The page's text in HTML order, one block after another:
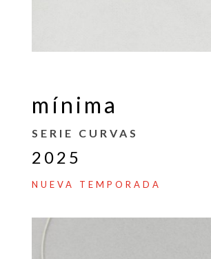
mínima
SERIE CURVAS
2025
NUEVA TEMPORADA